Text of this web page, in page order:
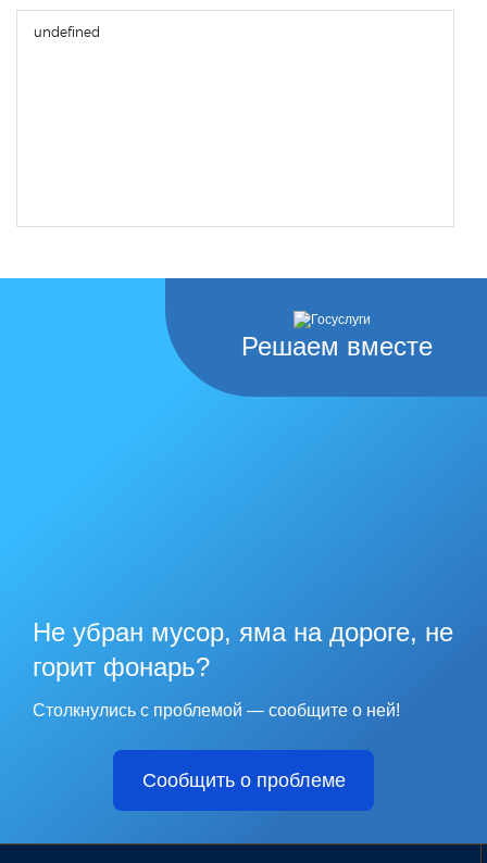
undefined
Решаем вместе
Не убран мусор, яма на дороге, не
горит фонарь?
Столкнулись с проблемой — сообщите о ней!
Сообщить о проблеме